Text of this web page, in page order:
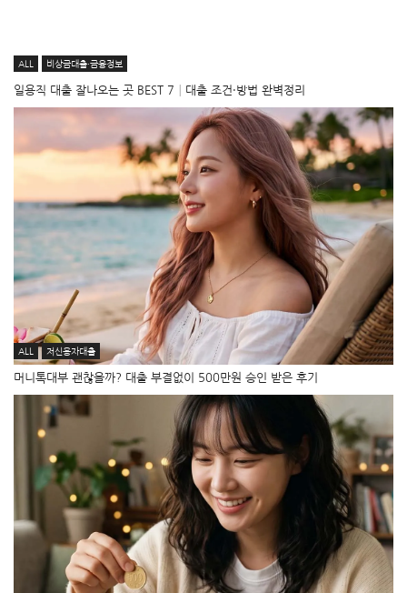
ALL 비상금대출·금융정보
일용직 대출 잘나오는 곳 BEST 7│대출 조건·방법 완벽정리
ALL 저신용자대출
머니톡대부 괜찮을까? 대출 부결없이 500만원 승인 받은 후기